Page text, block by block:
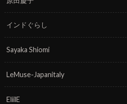
インドぐらし
Sayaka Shiomi
LeMuse-Japanitaly
EliilE